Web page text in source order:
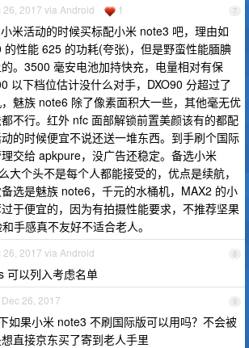
7
26, 2017 via Android 1
米活动的时候买标配小米 note3 吧，理由如
性能 625 的功耗(夸张)，但是野蛮性能腼腆
。3500 毫安电池加持快充，电量相对有保
以下档位估计没什么对手，DXO90 分超过了
魅族 note6 除了像素面积大一些，其他毫无优
不行。红外 nfc 面部解锁前置美颜该有的都配
的时候便宜不说还送一堆东西。到手刷个国际
交给 apkpure，没广告还稳定。备选小米
大个头不是每个人都能接受的，优点是续航，
选是魅族 note6，千元的水桶机，MAX2 的小
于便宜的，因为有拍摄性能要求，不推荐坚果
手感真不友好不适合老人。
8
26, 2017 via Android
可以列入考虑名单
9
Dec 26, 2017
如果小米 note3 不刷国际版可以用吗？不会被
直接京东买了寄到老人手里